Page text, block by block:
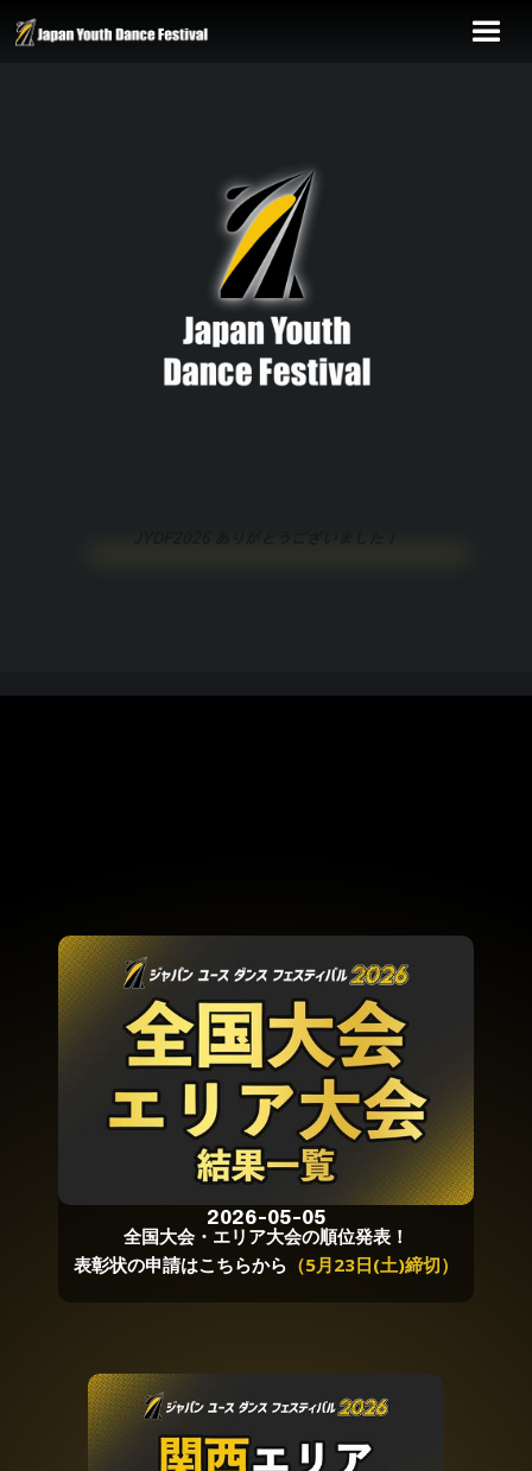
2026-05-05
全国大会・エリア大会の順位発表！
表彰状の申請はこちらから （5月23日(土)締切）